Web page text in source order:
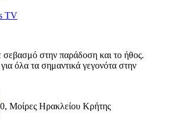
TV
σεβασμό στην παράδοση και το ήθος.
όλα τα σημαντικά γεγονότα στην
Μοίρες Ηρακλείου Κρήτης